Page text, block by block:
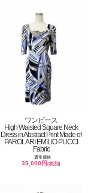
ワンピース
High Waisted Square Neck
Dress in Abstract Print Made of
PAROLARI EMILIO PUCCI
Fabric
通常価格
39,000円(税別)